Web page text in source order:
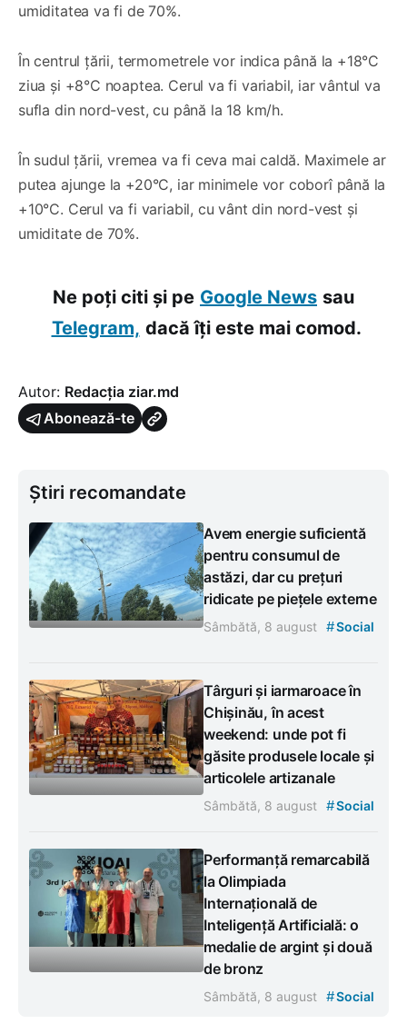
umiditatea va fi de 70%.
În centrul țării, termometrele vor indica până la +18°C
ziua și +8°C noaptea. Cerul va fi variabil, iar vântul va
sufla din nord-vest, cu până la 18 km/h.
În sudul țării, vremea va fi ceva mai caldă. Maximele ar
putea ajunge la +20°C, iar minimele vor coborî până la
+10°C. Cerul va fi variabil, cu vânt din nord-vest și
umiditate de 70%.
Ne poți citi și pe Google News sau
Telegram, dacă îți este mai comod.
Autor: Redacția ziar.md
Abonează-te
Știri recomandate
Avem energie suficientă
pentru consumul de
astăzi, dar cu prețuri
ridicate pe piețele externe
Sâmbătă, 8 august #Social
Târguri și iarmaroace în
Chișinău, în acest
weekend: unde pot fi
găsite produsele locale și
articolele artizanale
Sâmbătă, 8 august #Social
Performanță remarcabilă
la Olimpiada
Internațională de
Inteligență Artificială: o
medalie de argint și două
de bronz
Sâmbătă, 8 august #Social